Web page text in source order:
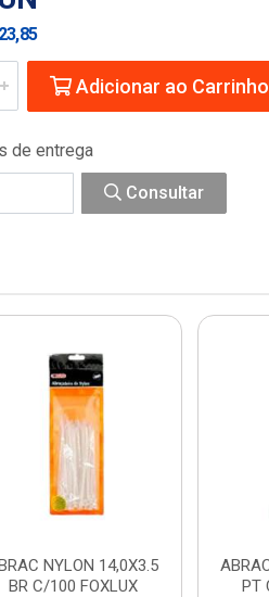
Adicionar ao Carrinho
de entrega
Consultar
NYLON 14,0X3.5
BR C/100 FOXLUX
PT